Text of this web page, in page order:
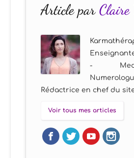
Article parClaire
-
Rédactrice en chef du
Voir tous mes articles